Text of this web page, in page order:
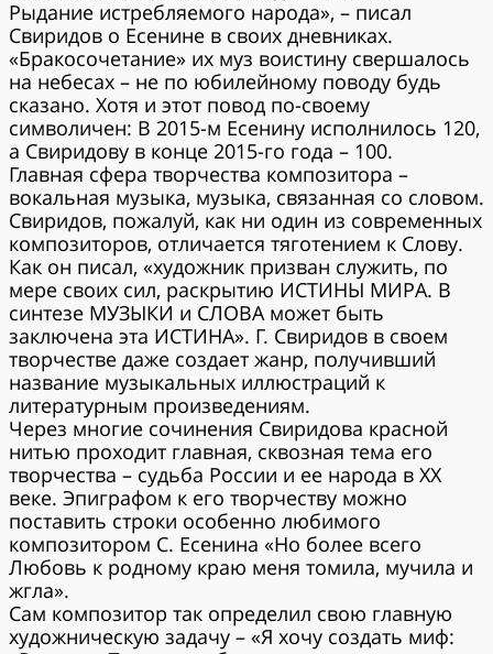
Рыдание истребляемого народа», – писал
Свиридов о Есенине в своих дневниках.
«Бракосочетание» их муз воистину свершалось
на небесах – не по юбилейному поводу будь
сказано. Хотя и этот повод по-своему
символичен: В 2015-м Есенину исполнилось 120,
а Свиридову в конце 2015-го года – 100.
Главная сфера творчества композитора –
вокальная музыка, музыка, связанная со словом.
Свиридов, пожалуй, как ни один из современных
композиторов, отличается тяготением к Слову.
Как он писал, «художник призван служить, по
мере своих сил, раскрытию ИСТИНЫ МИРА. В
синтезе МУЗЫКИ и СЛОВА может быть
заключена эта ИСТИНА». Г. Свиридов в своем
творчестве даже создает жанр, получивший
название музыкальных иллюстраций к
литературным произведениям.
Через многие сочинения Свиридова красной
нитью проходит главная, сквозная тема его
творчества – судьба России и ее народа в ХХ
веке. Эпиграфом к его творчеству можно
поставить строки особенно любимого
композитором С. Есенина «Но более всего
Любовь к родному краю меня томила, мучила и
жгла».
Сам композитор так определил свою главную
художническую задачу – «Я хочу создать миф: